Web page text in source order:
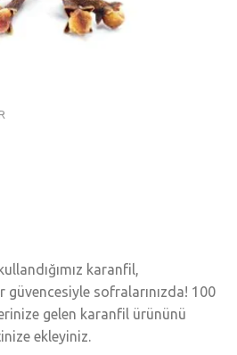
karanfil,
sofralarınızda! 100
gelen karanfil ürününü
ekleyiniz.